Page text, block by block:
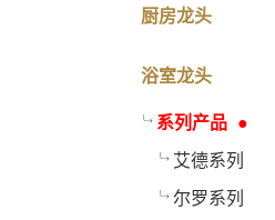
厨房龙头
浴室龙头
系列产品
艾德系列
尔罗系列